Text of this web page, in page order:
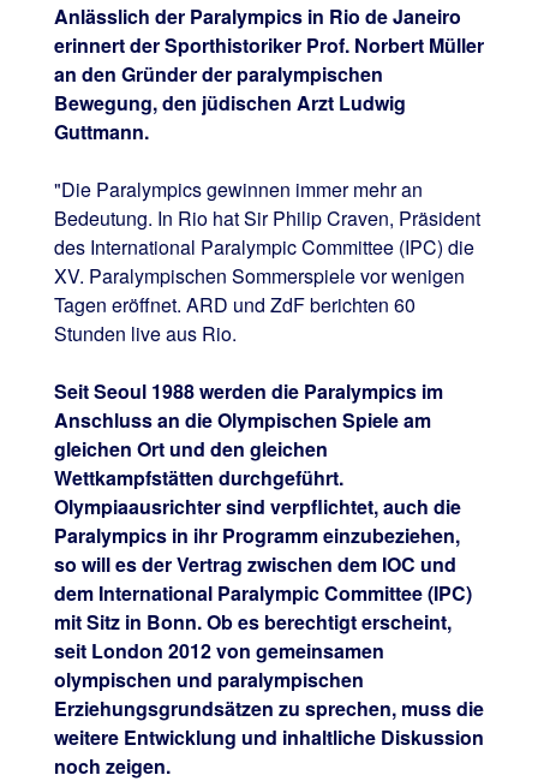
Anlässlich der Paralympics in Rio de Janeiro
erinnert der Sporthistoriker Prof. Norbert Müller
an den Gründer der paralympischen
Bewegung, den jüdischen Arzt Ludwig
Guttmann.
"Die Paralympics gewinnen immer mehr an
Bedeutung. In Rio hat Sir Philip Craven, Präsident
des International Paralympic Committee (IPC) die
XV. Paralympischen Sommerspiele vor wenigen
Tagen eröffnet. ARD und ZdF berichten 60
Stunden live aus Rio.
Seit Seoul 1988 werden die Paralympics im
Anschluss an die Olympischen Spiele am
gleichen Ort und den gleichen
Wettkampfstätten durchgeführt.
Olympiaausrichter sind verpflichtet, auch die
Paralympics in ihr Programm einzubeziehen,
so will es der Vertrag zwischen dem IOC und
dem International Paralympic Committee (IPC)
mit Sitz in Bonn. Ob es berechtigt erscheint,
seit London 2012 von gemeinsamen
olympischen und paralympischen
Erziehungsgrundsätzen zu sprechen, muss die
weitere Entwicklung und inhaltliche Diskussion
noch zeigen.